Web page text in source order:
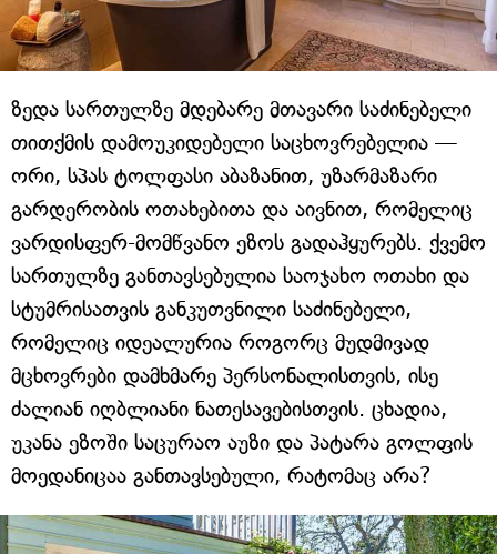
ზედა სართულზე მდებარე მთავარი საძინებელი
თითქმის დამოუკიდებელი საცხოვრებელია —
ორი, სპას ტოლფასი აბაზანით, უზარმაზარი
გარდერობის ოთახებითა და აივნით, რომელიც
ვარდისფერ-მომწვანო ეზოს გადაჰყურებს. ქვემო
სართულზე განთავსებულია საოჯახო ოთახი და
სტუმრისათვის განკუთვნილი საძინებელი,
რომელიც იდეალურია როგორც მუდმივად
მცხოვრები დამხმარე პერსონალისთვის, ისე
ძალიან იღბლიანი ნათესავებისთვის. ცხადია,
უკანა ეზოში საცურაო აუზი და პატარა გოლფის
მოედანიცაა განთავსებული, რატომაც არა?